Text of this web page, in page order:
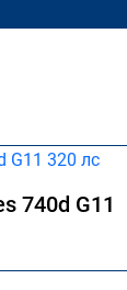
740d G11